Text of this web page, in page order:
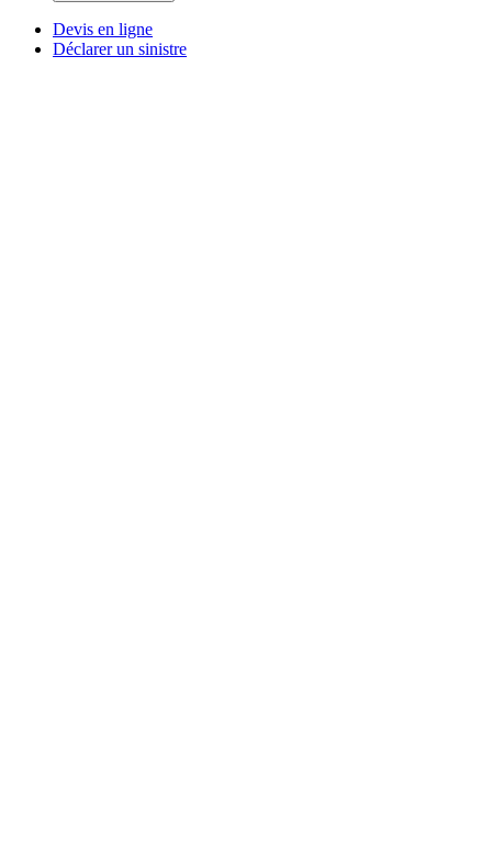
Devis en ligne
Déclarer un sinistre